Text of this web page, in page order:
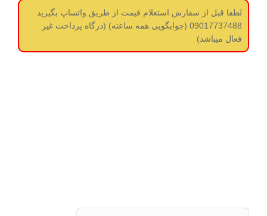
لطفا قبل از سفارش استعلام قیمت از طریق واتساپ بگیرید
09017737488 (جوابگویی همه ساعته) (درگاه پرداخت غیر
فعال میباشد)